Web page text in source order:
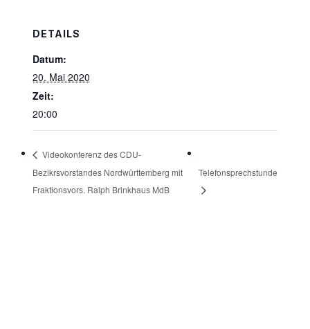
DETAILS
Datum:
20. Mai 2020
Zeit:
20:00
Videokonferenz des CDU-
Bezikrsvorstandes Nordwürttemberg mit
Fraktionsvors. Ralph Brinkhaus MdB
Telefonsprechstunde